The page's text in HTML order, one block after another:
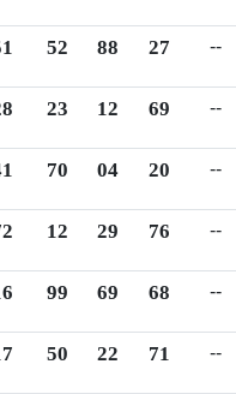
52 88 27 --
23 12 69 --
70 04 20 --
12 29 76 --
99 69 68 --
50 22 71 --